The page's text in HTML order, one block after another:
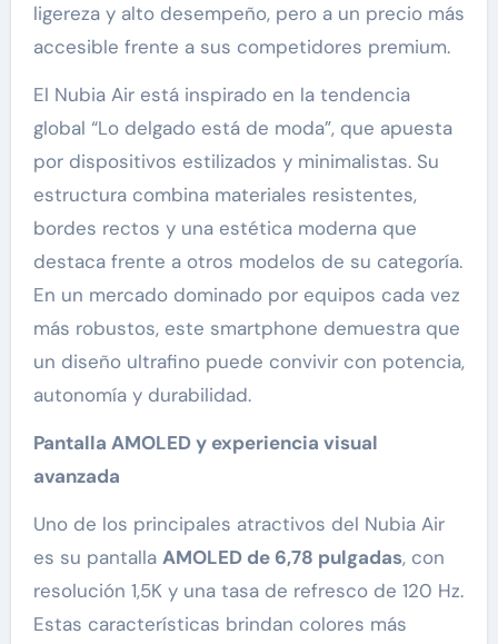
ligereza y alto desempeño, pero a un precio más
accesible frente a sus competidores premium.
El Nubia Air está inspirado en la tendencia
global “Lo delgado está de moda”, que apuesta
por dispositivos estilizados y minimalistas. Su
estructura combina materiales resistentes,
bordes rectos y una estética moderna que
destaca frente a otros modelos de su categoría.
En un mercado dominado por equipos cada vez
más robustos, este smartphone demuestra que
un diseño ultrafino puede convivir con potencia,
autonomía y durabilidad.
Pantalla AMOLED y experiencia visual
avanzada
Uno de los principales atractivos del Nubia Air
es su pantalla AMOLED de 6,78 pulgadas, con
resolución 1,5K y una tasa de refresco de 120 Hz.
Estas características brindan colores más